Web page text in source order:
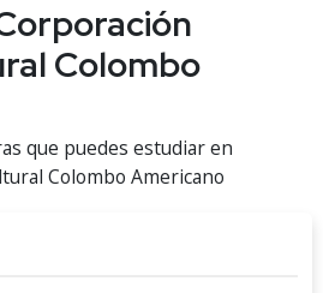
Colombo
que puedes estudiar en
Colombo Americano